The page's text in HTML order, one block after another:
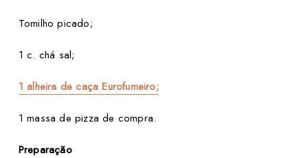
Tomilho picado;
1 c. chá sal;
1 alheira de caça Eurofumeiro;
1 massa de pizza de compra.
Preparação